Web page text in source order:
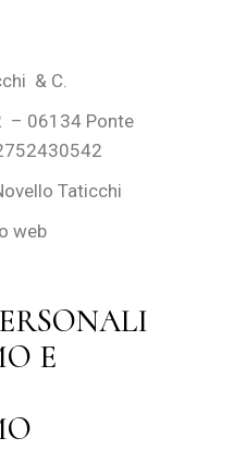
& C.
– 06134 Ponte
Taticchi
web
E